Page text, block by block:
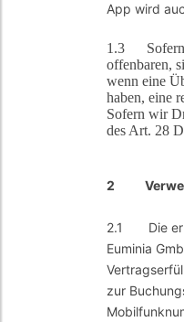
App wird
1.3 Sofern
offenbaren,
wenn eine
haben, eine
Sofern wir
des Art. 28
2
2.1 Die
Euminia
zur